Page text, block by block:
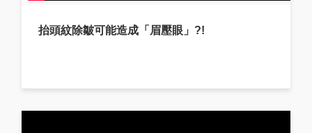
抬頭紋除皺可能造成「眉壓眼」?!